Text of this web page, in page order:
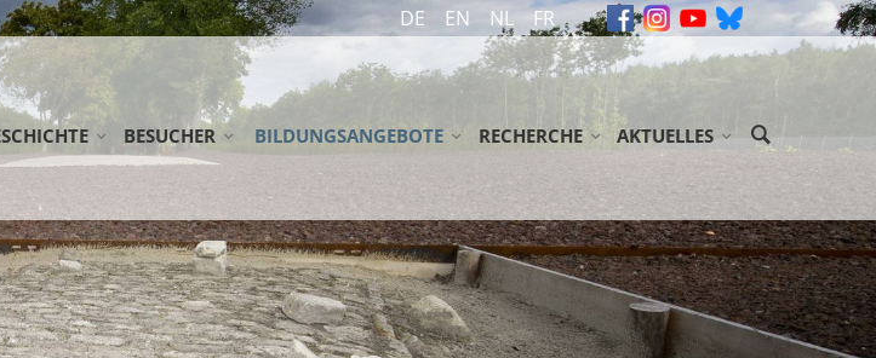
DE EN NL FR
ESTERWEGEN
VI
ESTERWEGEN
EMSLANDLAGER
BESUCHER
ANREISE
RUNDWEG
DOWNLOADS
ÖFFENTLICHE FÜHRUNGEN
SPENDEN
BILDUNGSANGEBOTE
SCHULKLASSEN / JUGENDGRUPPEN
ERWACHSENENGRUPPEN
FÖRDERMÖGLICHKEITEN/ ZUSCHÜSSE
NEDERLANDSE GROEPEN
WANDERAUSSTELLUNG 'ABGEURTEILT!'
RECHERCHE
GEDENKBÜCHER
BIBLIOTHEK
LITERATUR
AKTUELLES
MELDUNGEN
VERANSTALTUNGEN
NEWSLETTER